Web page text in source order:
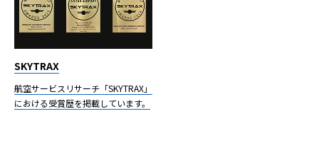
SKYTRAX
航空サービスリサーチ「SKYTRAX」
における受賞歴を掲載しています。